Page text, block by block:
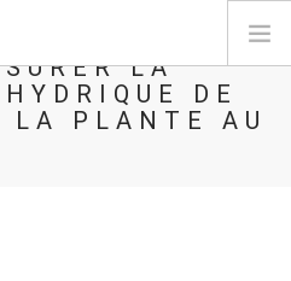
LA
DE
LA PLANTE AU